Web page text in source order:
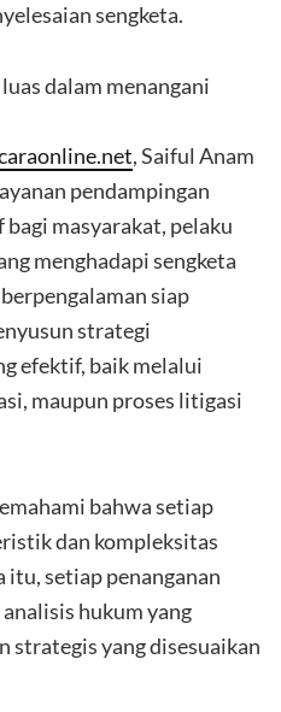
sengketa.
dalam menangani
, Saiful Anam
pendampingan
masyarakat, pelaku
menghadapi sengketa
siap
strategi
efektif, baik melalui
maupun proses litigasi
bahwa setiap
dan kompleksitas
itu, setiap penanganan
hukum yang
strategis yang disesuaikan